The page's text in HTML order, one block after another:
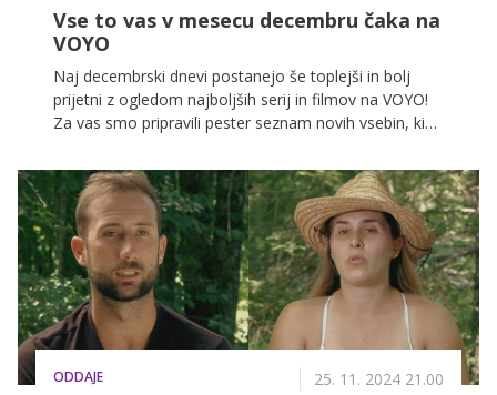
Vse to vas v mesecu decembru čaka na
VOYO
Naj decembrski dnevi postanejo še toplejši in bolj
prijetni z ogledom najboljših serij in filmov na VOYO!
Za vas smo pripravili pester seznam novih vsebin, ki
ODDAJE 25. 11. 2024 21.00